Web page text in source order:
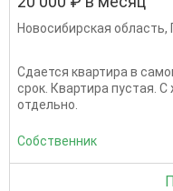
Новосибирская область,
Сдается квартира в
срок. Квартира пустая.
отдельно.
Собственник